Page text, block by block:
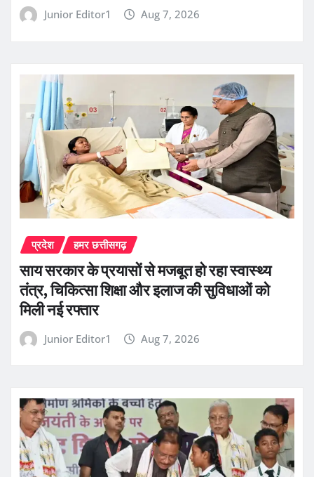
Junior Editor1 Aug 7, 2026
प्रदेश हमर छत्तीसगढ़
साय सरकार के प्रयासों से मजबूत हो रहा स्वास्थ्य
तंत्र, चिकित्सा शिक्षा और इलाज की सुविधाओं को
मिली नई रफ्तार
Junior Editor1 Aug 7, 2026